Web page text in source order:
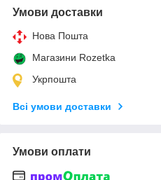
Умови доставки
Нова Пошта
Магазини Rozetka
Укрпошта
Всі умови доставки
Умови оплати